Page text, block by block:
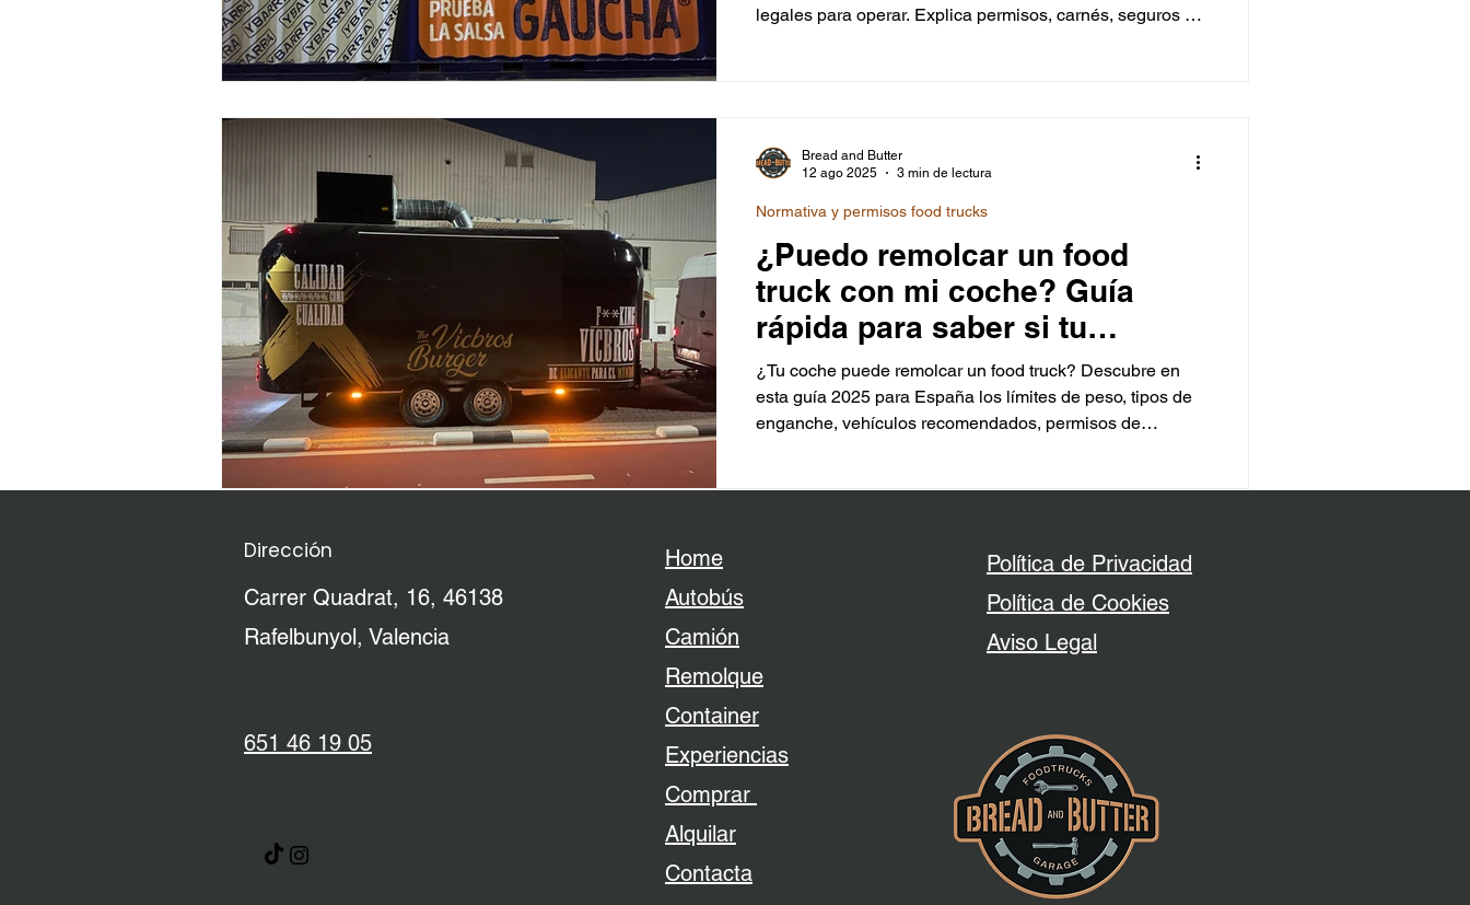
legales para operar. Explica permisos, carnés, seguros y
Ideal para emprendedores que buscan un negocio móvil
seguro y rentable
¿Puedo remolcar un food
truck con mi coche? Guía
rápida para saber si tu
vehículo está preparado
¿Tu coche puede remolcar un food truck? Descubre en
esta guía 2025 para España los límites de peso, tipos de
enganche, vehículos recomendados, permisos de
Normativa y permisos food trucks
Bread and Butter
12 ago 2025
3 min de lectura
Dirección
Carrer Quadrat, 16, 46138
Rafelbunyol, Valencia
651 46 19 05
Home
Autobús
Camión
Remolque
Container
Experiencias
Comprar
Alquilar
Contacta
Política de Privacidad
Política de Cookies
​Aviso Legal